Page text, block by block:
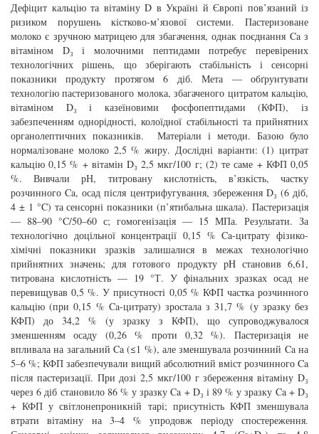
Дефіцит кальцію та вітаміну D в Україні й Європі пов’язаний із
ризиком порушень кістково-м’язової системи. Пастеризоване
молоко є зручною матрицею для збагачення, однак поєднання Ca з
вітаміном D₃ і молочними пептидами потребує перевірених
технологічних рішень, що зберігають стабільність і сенсорні
показники продукту протягом 6 діб. Мета — обґрунтувати
технологію пастеризованого молока, збагаченого цитратом кальцію,
вітаміном D₃ і казеїновими фосфопептидами (КФП), із
забезпеченням однорідності, колоїдної стабільності та прийнятних
органолептичних показників. Матеріали і методи. Базою було
нормалізоване молоко 2,5 % жиру. Дослідні варіанти: (1) цитрат
кальцію 0,15 % + вітамін D₃ 2,5 мкг/100 г; (2) те саме + КФП 0,05
%. Вивчали рН, титровану кислотність, в’язкість, частку
розчинного Ca, осад після центрифугування, збереження D₃ (6 діб,
4 ± 1 °C) та сенсорні показники (п’ятибальна шкала). Пастеризація
— 88–90 °C/50–60 с; гомогенізація — 15 МПа. Результати. За
технологічно доцільної концентрації 0,15 % Ca-цитрату фізико-
хімічні показники зразків залишалися в межах технологічно
прийнятних значень; для готового продукту pH становив 6,61,
титрована кислотність — 19 °Т. У фінальних зразках осад не
перевищував 0,5 %. У присутності 0,05 % КФП частка розчинного
кальцію (при 0,15 % Ca-цитрату) зростала з 31,7 % (у зразку без
КФП) до 34,2 % (у зразку з КФП), що супроводжувалося
зменшенням осаду (0,26 % проти 0,32 %). Пастеризація не
впливала на загальний Ca (≤1 %), але зменшувала розчинний Ca на
5–6 %; КФП забезпечували вищий абсолютний вміст розчинного Ca
після пастеризації. При дозі 2,5 мкг/100 г збереження вітаміну D₃
через 6 діб становило 86 % у зразку Ca + D₃ і 89 % у зразку Ca + D₃
+ КФП у світлонепроникній тарі; присутність КФП зменшувала
втрати вітаміну на 3–4 % упродовж періоду спостереження.